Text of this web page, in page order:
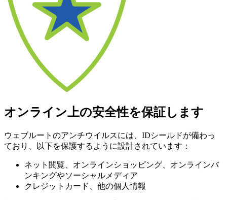
オンライン上の安全性を保証します
ウェブルートのアンチウイルスには、IDシールドが備わっ
ており、以下を保護するように設計されています：
ネット閲覧、オンラインショッピング、オンラインバ
ンキングやソーシャルメディア
クレジットカード、他の個人情報